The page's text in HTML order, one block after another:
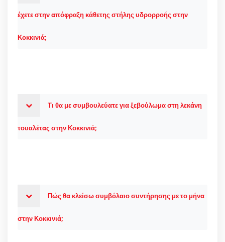
έχετε στην απόφραξη κάθετης στήλης υδρορροής στην
Κοκκινιά;
Τι θα με συμβουλεύατε για ξεβούλωμα στη λεκάνη
τουαλέτας στην Κοκκινιά;
Πώς θα κλείσω συμβόλαιο συντήρησης με το μήνα
στην Κοκκινιά;